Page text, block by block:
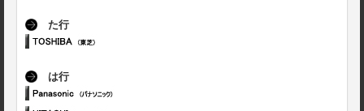
た行
は行